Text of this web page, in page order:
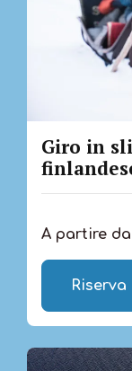
Giro in
A partire
Riserva